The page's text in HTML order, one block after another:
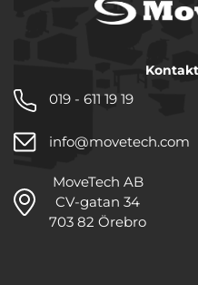
019 - 611 19 19
info@movetech.com
MoveTech AB
CV-gatan 34
703 82 Örebro